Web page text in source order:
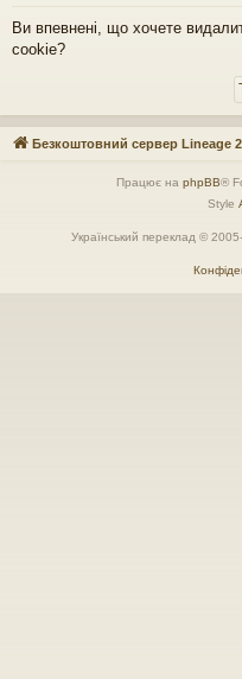
ст
Ви впевнені, що хочете
cookie?
Безкоштовний сервер Lineage
Працює на phpBB®
Style
Український переклад ©